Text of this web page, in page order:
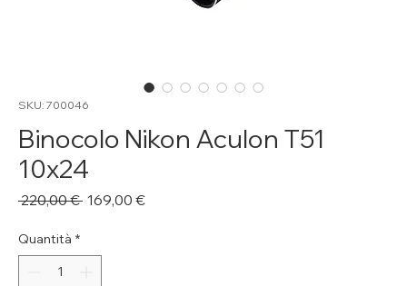
SKU: 700046
Binocolo Nikon Aculon T51
10x24
220,00 € Prezzo
169,00 €Prezzo
Quantità *